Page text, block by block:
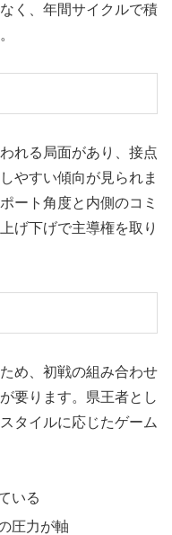
く、年間サイクルで積
れる局面があり、接点
やすい傾向が見られま
ート角度と内側のコミ
げ下げで主導権を取り
め、初戦の組み合わせ
要ります。県王者とし
タイルに応じたゲーム
いる
圧力が軸